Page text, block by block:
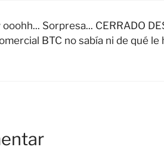
Sorpresa... CERRADO
BTC no sabía ni de qué le